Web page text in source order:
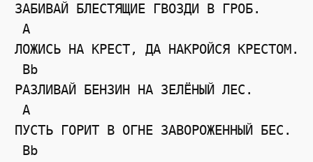
ЗАБИВАЙ БЛЕСТЯЩИЕ ГВОЗДИ В ГРОБ.
A
ЛОЖИСЬ НА КРЕСТ, ДА НАКРОЙСЯ КРЕСТОМ.
Bb
РАЗЛИВАЙ БЕНЗИН НА ЗЕЛЁНЫЙ ЛЕС.
A
ПУСТЬ ГОРИТ В ОГНЕ ЗАВОРОЖЕННЫЙ БЕС.
Bb